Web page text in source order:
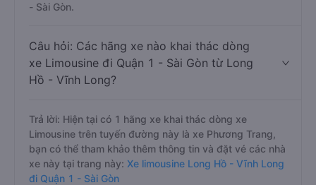
- Sài Gòn.
Câu hỏi: Các hãng xe nào khai thác dòng
xe Limousine đi Quận 1 - Sài Gòn từ Long
Hồ - Vĩnh Long?
Trả lời: Hiện tại có 1 hãng xe khai thác dòng xe
Limousine trên tuyến đường này là xe Phương Trang,
bạn có thể tham khảo thêm thông tin và đặt vé các nhà
xe này tại trang này: Xe limousine Long Hồ - Vĩnh Long
đi Quận 1 - Sài Gòn